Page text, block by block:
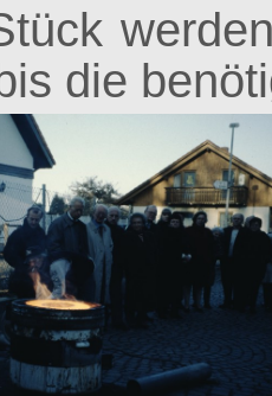
die